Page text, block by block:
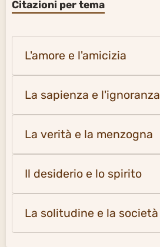
Citazioni per tema
L'amore e l'amicizia
La sapienza e l'ignoranza
La verità e la menzogna
Il desiderio e lo spirito
La solitudine e la società